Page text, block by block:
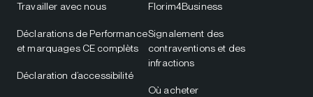
Travailler avec nous
Déclarations de Performance
et marquages CE complèts
Déclaration d’accessibilité
Florim4Business
Signalement des
contraventions et des
infractions
Où acheter